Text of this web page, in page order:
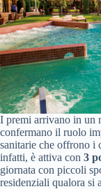
I premi arrivano in un
confermano il ruolo
sanitarie che offrono i
infatti, è attiva con 3
giornata con piccoli
residenziali qualora si